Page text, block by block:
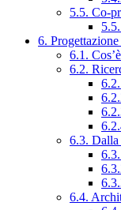
5.5. Co-
6.
6.1.
6.2.
6.3. Dalla
6.4.